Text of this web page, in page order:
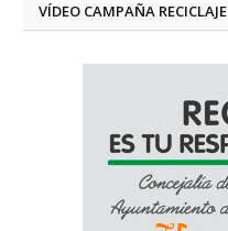
VÍDEO CAMPAÑA RECICLAJE